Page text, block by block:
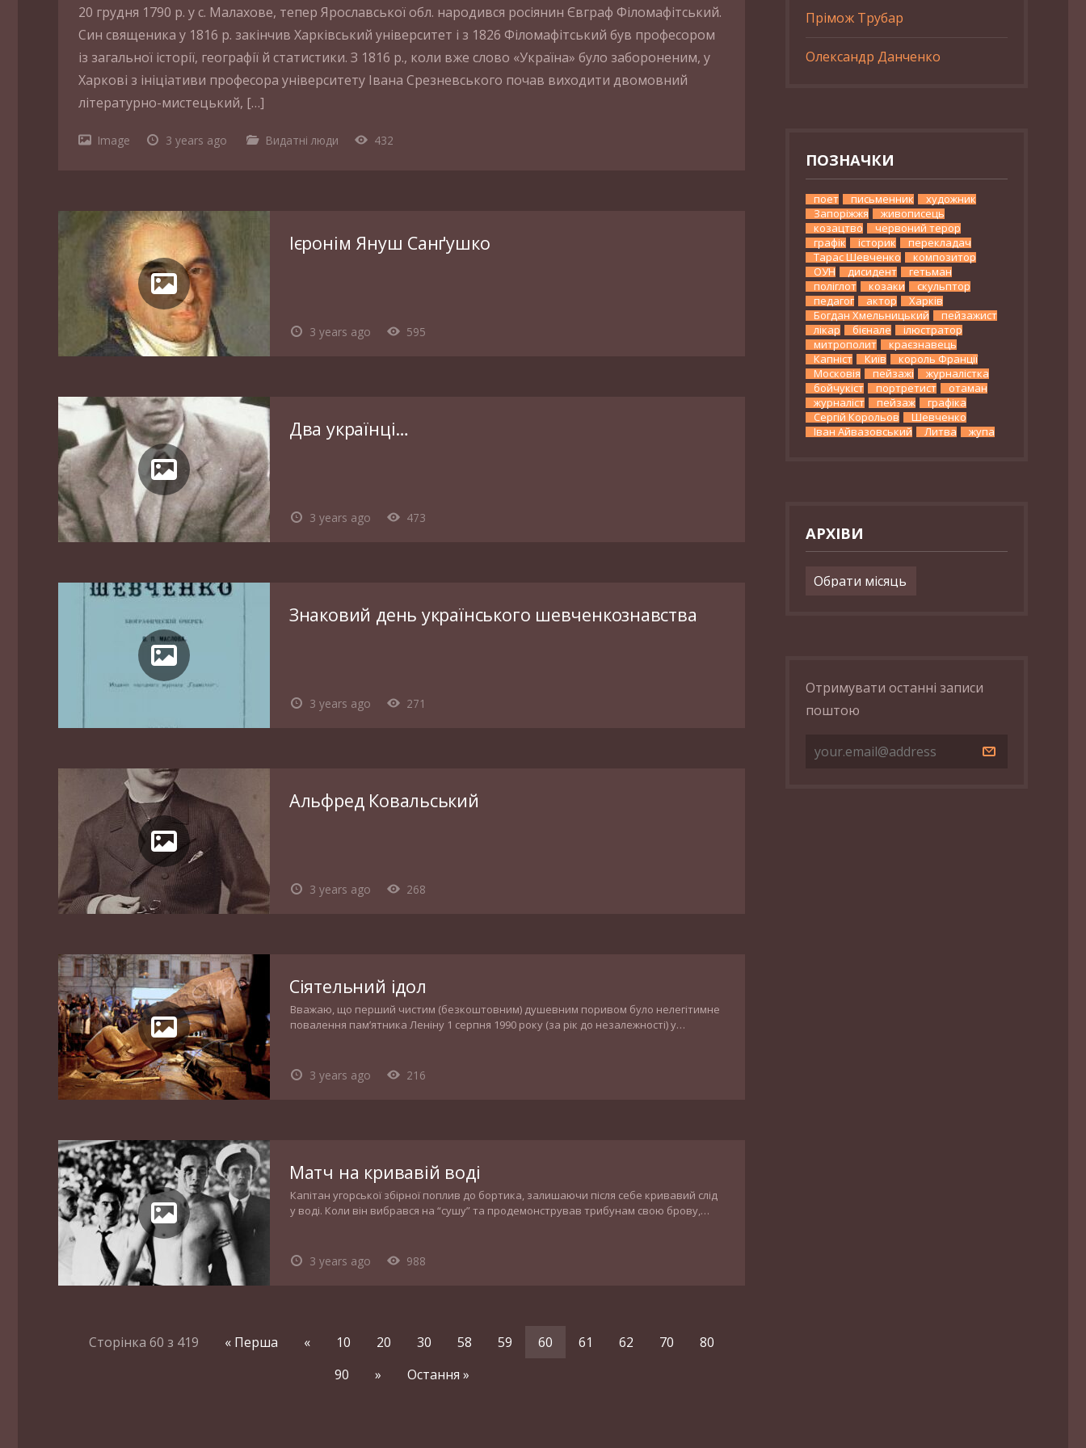
20 грудня 1790 р. у с. Малахове, тепер Ярославської обл. народився росіянин Євграф Філомафітський.
Син священика у 1816 р. закінчив Харківський університет і з 1826 Філомафітський був професором
із загальної історії, географії й статистики. З 1816 р., коли вже слово «Україна» було забороненим, у
Харкові з ініціативи професора університету Івана Срезневського почав виходити двомовний
літературно-мистецький, […]
Image 3 years ago Видатні люди 432
3 years ago 595
Ієронім Януш Санґушко
3 years ago 473
Два українці…
3 years ago 271
Знаковий день українського шевченкознавства
3 years ago 268
Альфред Ковальський
3 years ago 216
Сіятельний ідол
Вважаю, що перший чистим (безкоштовним) душевним поривом було нелегітимне
повалення пам’ятника Леніну 1 серпня 1990 року (за рік до незалежності) у
3 years ago 988
Матч на кривавій воді
Капітан угорської збірної поплив до бортика, залишаючи після себе кривавий слід
у воді. Коли він вибрався на “сушу” та продемонстрував трибунам свою брову,
Сторінка 60 з 419 « Перша « 10 20 30 58 59 60 61 62 70
80
90
» Остання »
Прімож Трубар
Олександр Данченко
ПОЗНАЧКИ
поет письменник
художник
Запоріжжя
живописець
козацтво
червоний терор
графік
історик
перекладач
Тарас Шевченко
композитор
ОУН
дисидент
гетьман
поліглот
козаки
скульптор
педагог
актор
Харків
Богдан Хмельницький
пейзажист
лікар
бієнале
ілюстратор
митрополит
краєзнавець
Капніст
Київ
король Франції
Московія
пейзажі
журналістка
бойчукіст
портретист
отаман
журналіст
пейзаж
графіка
Сергій Корольов
Шевченко
Іван Айвазовський
Литва жупа
АРХІВИ
Архіви
Отримувати останні записи
поштою